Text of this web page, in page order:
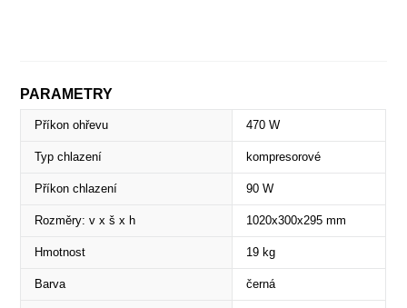
PARAMETRY
Příkon ohřevu 470 W
Typ chlazení kompresorové
Příkon chlazení 90 W
Rozměry: v x š x h 1020x300x295 mm
Hmotnost 19 kg
Barva černá